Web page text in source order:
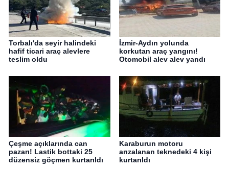
Torbalı'da seyir halindeki
hafif ticari araç alevlere
teslim oldu
İzmir-Aydın yolunda
korkutan araç yangını!
Otomobil alev alev yandı
Çeşme açıklarında can
pazarı! Lastik bottaki 25
düzensiz göçmen kurtarıldı
Karaburun motoru
arızalanan teknedeki 4 kişi
kurtarıldı